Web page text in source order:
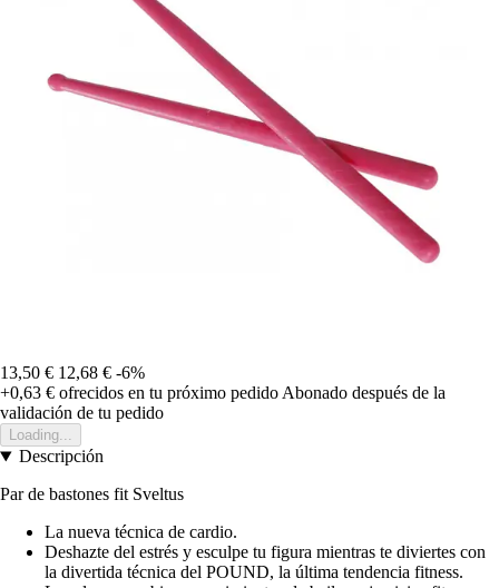
13,50 € 12,68 € -6%
+0,63 € ofrecidos en tu próximo pedido Abonado después de la
validación de tu pedido
Loading...
Descripción
Par de bastones fit Sveltus
La nueva técnica de cardio.
Deshazte del estrés y esculpe tu figura mientras te diviertes con
la divertida técnica del POUND, la última tendencia fitness.